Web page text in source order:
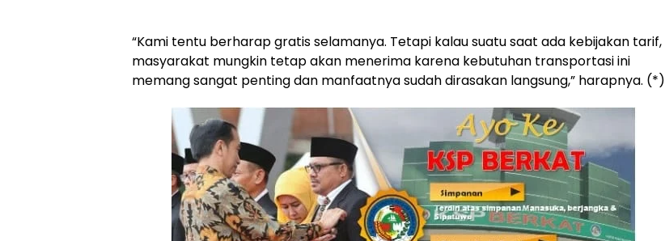
“Kami tentu berharap gratis selamanya. Tetapi kalau suatu saat ada kebijakan tarif,
masyarakat mungkin tetap akan menerima karena kebutuhan transportasi ini
memang sangat penting dan manfaatnya sudah dirasakan langsung,” harapnya. (*)